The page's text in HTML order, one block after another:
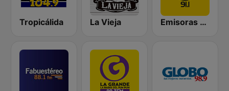
Tropicálida La Vieja Emisoras Unidas Quetzaltenango 91.1